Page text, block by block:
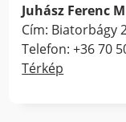
Juhász Ferenc
Cím: Biatorbágy
Telefon: +36 70
Térkép